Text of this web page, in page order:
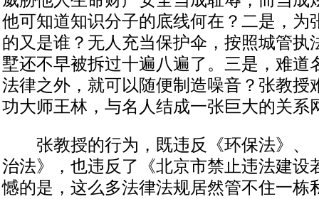
他可知道知识分子的底线何在？二是，为
的又是谁？无人充当保护伞，按照城管执
墅还不早被拆过十遍八遍了。三是，难道
法律之外，就可以随便制造噪音？张教授
功大师王林，与名人结成一张巨大的关系
张教授的行为，既违反《环保法》、
治法》，也违反了《北京市禁止违法建设
憾的是，这么多法律法规居然管不住一栋